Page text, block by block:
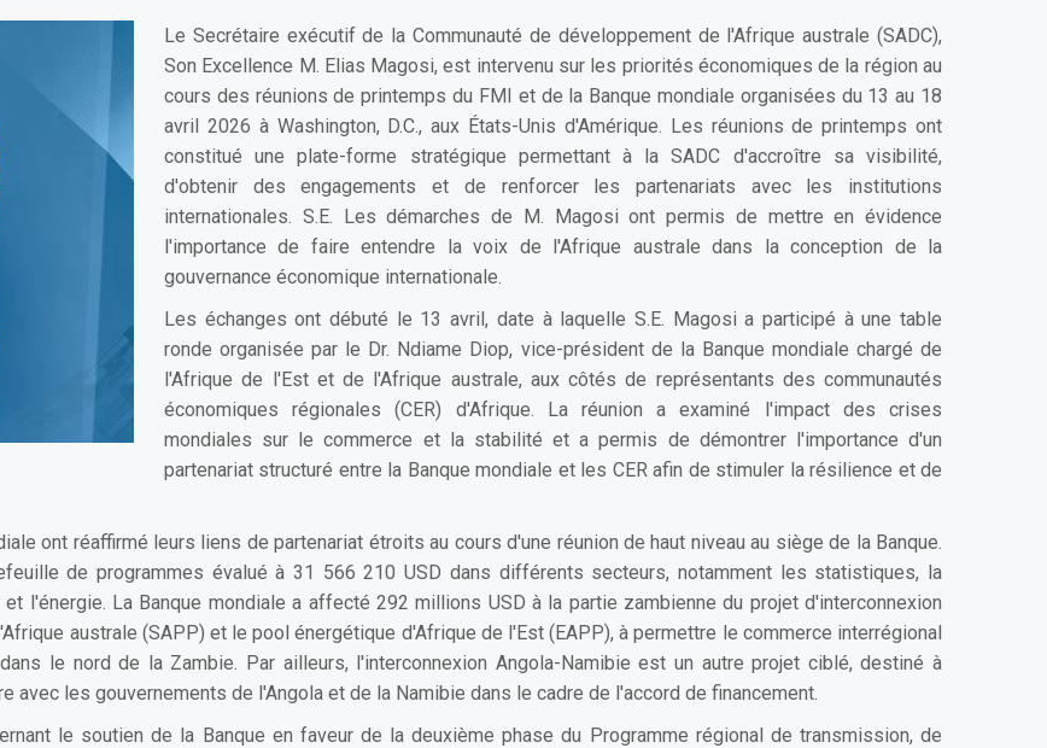
Le Secrétaire exécutif de la Communauté de développement de l'Afrique australe (SADC),
Son Excellence M. Elias Magosi, est intervenu sur les priorités économiques de la région au
cours des réunions de printemps du FMI et de la Banque mondiale organisées du 13 au 18
avril 2026 à Washington, D.C., aux États-Unis d'Amérique. Les réunions de printemps ont
constitué une plate-forme stratégique permettant à la SADC d'accroître sa visibilité,
d'obtenir des engagements et de renforcer les partenariats avec les institutions
internationales. S.E. Les démarches de M. Magosi ont permis de mettre en évidence
l'importance de faire entendre la voix de l'Afrique australe dans la conception de la
gouvernance économique internationale.
Les échanges ont débuté le 13 avril, date à laquelle S.E. Magosi a participé à une table
ronde organisée par le Dr. Ndiame Diop, vice-président de la Banque mondiale chargé de
l'Afrique de l'Est et de l'Afrique australe, aux côtés de représentants des communautés
économiques régionales (CER) d'Afrique. La réunion a examiné l'impact des crises
mondiales sur le commerce et la stabilité et a permis de démontrer l'importance d'un
partenariat structuré entre la Banque mondiale et les CER afin de stimuler la résilience et de
ont réaffirmé leurs liens de partenariat étroits au cours d'une réunion de haut niveau au siège de la Banque.
de programmes évalué à 31 566 210 USD dans différents secteurs, notamment les statistiques, la
l'énergie. La Banque mondiale a affecté 292 millions USD à la partie zambienne du projet d'interconnexion
australe (SAPP) et le pool énergétique d'Afrique de l'Est (EAPP), à permettre le commerce interrégional
le nord de la Zambie. Par ailleurs, l'interconnexion Angola-Namibie est un autre projet ciblé, destiné à
avec les gouvernements de l'Angola et de la Namibie dans le cadre de l'accord de financement.
le soutien de la Banque en faveur de la deuxième phase du Programme régional de transmission, de